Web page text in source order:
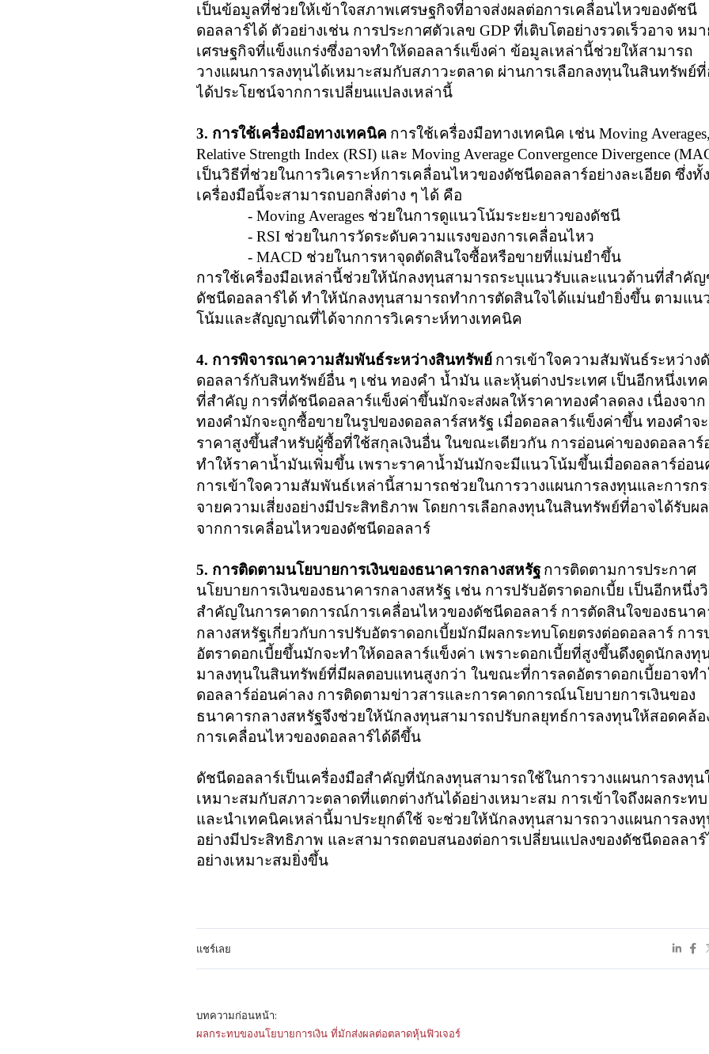
เป็นข้อมูลที่ช่วยให้เข้าใจสภาพเศรษฐกิจที่อาจส่งผลต่อการเคลื่อนไหวของดัชนี
ดอลลาร์ได้ ตัวอย่างเช่น การประกาศตัวเลขGDPที่เติบโตอย่างรวดเร็วอาจ หมา
เศรษฐกิจที่แข็งแกร่งซึ่งอาจทำให้ดอลลาร์แข็งค่า ข้อมูลเหล่านี้ช่วยให้สามารถ
วางแผนการลงทุนได้เหมาะสมกับสภาวะตลาด ผ่านการเลือกลงทุนในสินทรัพย์ที่
ได้ประโยชน์จากการเปลี่ยนแปลงเหล่านี้
3. การใช้เครื่องมือทางเทคนิค การใช้เครื่องมือทางเทคนิค เช่นMoving Averages,
Relative Strength Index (RSI) และMoving Average Convergence Divergence
เป็นวิธีที่ช่วยในการวิเคราะห์การเคลื่อนไหวของดัชนีดอลลาร์อย่างละเอียด ซึ่งทั้
เครื่องมือนี้จะสามารถบอกสิ่งต่าง ๆ ได้ คือ
-Moving Averages ช่วยในการดูแนวโน้มระยะยาวของดัชนี
-RSI ช่วยในการวัดระดับความแรงของการเคลื่อนไหว
-MACD ช่วยในการหาจุดตัดสินใจซื้อหรือขายที่แม่นยำขึ้น
การใช้เครื่องมือเหล่านี้ช่วยให้นักลงทุนสามารถระบุแนวรับและแนวต้านที่สำคัญ
ดัชนีดอลลาร์ได้ ทำให้นักลงทุนสามารถทำการตัดสินใจได้แม่นยำยิ่งขึ้น ตามแน
โน้มและสัญญาณที่ได้จากการวิเคราะห์ทางเทคนิค
4. การพิจารณาความสัมพันธ์ระหว่างสินทรัพย์ การเข้าใจความสัมพันธ์ระหว่าง
ดอลลาร์กับสินทรัพย์อื่น ๆ เช่น ทองคำ น้ำมัน และหุ้นต่างประเทศ เป็นอีกหนึ่งเท
ที่สำคัญ การที่ดัชนีดอลลาร์แข็งค่าขึ้นมักจะส่งผลให้ราคาทองคำลดลง เนื่องจาก
ทองคำมักจะถูกซื้อขายในรูปของดอลลาร์สหรัฐ เมื่อดอลลาร์แข็งค่าขึ้น ทองคำจ
ราคาสูงขึ้นสำหรับผู้ซื้อที่ใช้สกุลเงินอื่นในขณะเดียวกัน การอ่อนค่าของดอลลาร์
ทำให้ราคาน้ำมันเพิ่มขึ้น เพราะราคาน้ำมันมักจะมีแนวโน้มขึ้นเมื่อดอลลาร์อ่อน
การเข้าใจความสัมพันธ์เหล่านี้สามารถช่วยในการวางแผนการลงทุนและการกร
จายความเสี่ยงอย่างมีประสิทธิภาพ โดยการเลือกลงทุนในสินทรัพย์ที่อาจได้รับผ
จากการเคลื่อนไหวของดัชนีดอลลาร์
5. การติดตามนโยบายการเงินของธนาคารกลางสหรัฐ การติดตามการประกาศ
นโยบายการเงินของธนาคารกลางสหรัฐ เช่น การปรับอัตราดอกเบี้ย เป็นอีกหนึ่ง
สำคัญในการคาดการณ์การเคลื่อนไหวของดัชนีดอลลาร์ การตัดสินใจของธนาค
กลางสหรัฐเกี่ยวกับการปรับอัตราดอกเบี้ยมักมีผลกระทบโดยตรงต่อดอลลาร์ การ
อัตราดอกเบี้ยขึ้นมักจะทำให้ดอลลาร์แข็งค่า เพราะดอกเบี้ยที่สูงขึ้นดึงดูดนักลงทุ
มาลงทุนในสินทรัพย์ที่มีผลตอบแทนสูงกว่า ในขณะที่การลดอัตราดอกเบี้ยอาจทำ
ดอลลาร์อ่อนค่าลง การติดตามข่าวสารและการคาดการณ์นโยบายการเงินของ
ธนาคารกลางสหรัฐจึงช่วยให้นักลงทุนสามารถปรับกลยุทธ์การลงทุนให้สอดคล้อ
การเคลื่อนไหวของดอลลาร์ได้ดีขึ้น
ดัชนีดอลลาร์เป็นเครื่องมือสำคัญที่นักลงทุนสามารถใช้ในการวางแผนการลงทุน
เหมาะสมกับสภาวะตลาดที่แตกต่างกันได้อย่างเหมาะสม การเข้าใจถึงผลกระทบ
และนำเทคนิคเหล่านี้มาประยุกต์ใช้ จะช่วยให้นักลงทุนสามารถวางแผนการลงทุ
อย่างมีประสิทธิภาพ และสามารถตอบสนองต่อการเปลี่ยนแปลงของดัชนีดอลลาร์
อย่างเหมาะสมยิ่งขึ้น
แชร์เลย
บทความก่อนหน้า:
ผลกระทบของนโยบายการเงิน ที่มักส่งผลต่อตลาดหุ้นฟิวเจอร์